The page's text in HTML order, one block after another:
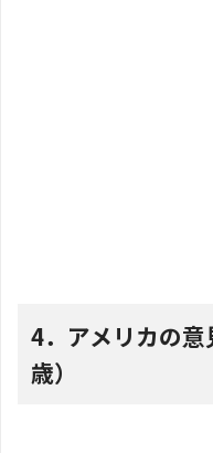
4．アメリカの
歳）